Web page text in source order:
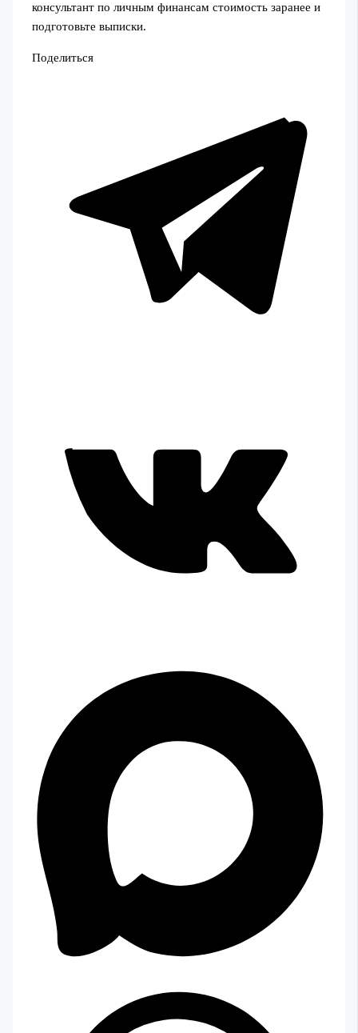
консультант по личным финансам стоимость заранее и
подготовьте выписки.
Поделиться